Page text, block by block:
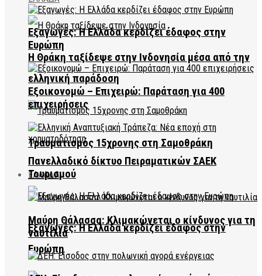
Η Θράκη ταξίδεψε στην Ινδονησία μέσα από την
ελληνική παράδοση
Τραυματισμός 15χρονης στη Σαμοθράκη
ΕΛΛΑΔΑ
Εξαγωγές: Η Ελλάδα κερδίζει έδαφος στην
Ευρώπη
Εξαγωγές: Η Ελλάδα κερδίζει έδαφος στην
Ευρώπη
Εξοικονομώ – Επιχειρώ: Παράταση για 400
επιχειρήσεις
Πανελλαδικό δίκτυο Πειραματικών ΣΑΕΚ
Τουρισμού
Μαύρη Θάλασσα: Κλιμακώνεται ο κίνδυνος για τη
ναυτιλία